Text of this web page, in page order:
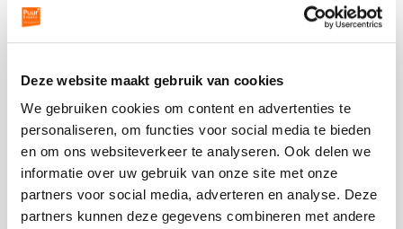
Deze website maakt gebruik van cookies
We gebruiken cookies om content en advertenties te
personaliseren, om functies voor social media te bieden
en om ons websiteverkeer te analyseren. Ook delen we
informatie over uw gebruik van onze site met onze
partners voor social media, adverteren en analyse. Deze
partners kunnen deze gegevens combineren met andere
5
Plaats een review
Bekijk alle reviews